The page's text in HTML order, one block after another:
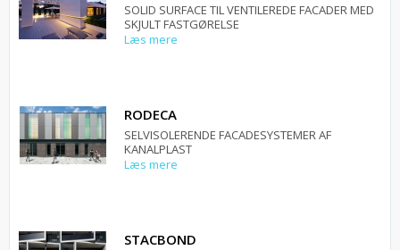
SOLID SURFACE TIL VENTILEREDE FACADER MED
SKJULT FASTGØRELSE
Læs mere
RODECA
SELVISOLERENDE FACADESYSTEMER AF
KANALPLAST
Læs mere
STACBOND